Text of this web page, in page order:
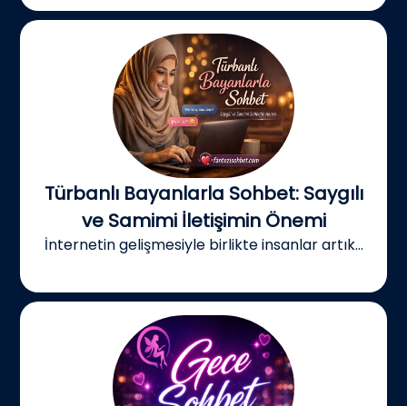
Türbanlı Bayanlarla Sohbet: Saygılı
ve Samimi İletişimin Önemi
İnternetin gelişmesiyle birlikte insanlar artık...